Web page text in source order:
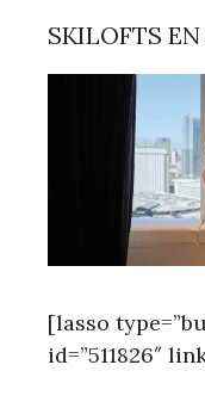
SKILOFTS
[lasso
id=”511826″